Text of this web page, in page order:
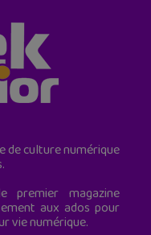
de culture numérique
premier magazine
aux ados pour
vie numérique.